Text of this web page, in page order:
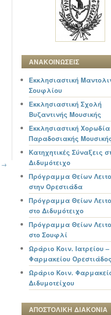
→
ΑΝΑΚΟΙΝΩΣΕΙΣ
Εκκλησιαστική
Σουφλίου
Εκκλησιαστική Σχολή
Βυζαντινής Μουσικής
Εκκλησιαστική Χορωδία
Παραδοσιακής
Κατηχητικές Σύναξεις
Διδυμότειχο
Πρόγραμμα Θείων
στην Ορεστιάδα
Πρόγραμμα Θείων
στο Διδυμότειχο
Πρόγραμμα Θείων
στο Σουφλί
Ωράριο Κοιν. Ιατρείου –
Φαρμακείου Ορεστιάδος
Ωράριο Κοιν.
Διδυμοτείχου
ΑΠΟΣΤΟΛΙΚΗ ΔΙΑΚΟΝΙΑ